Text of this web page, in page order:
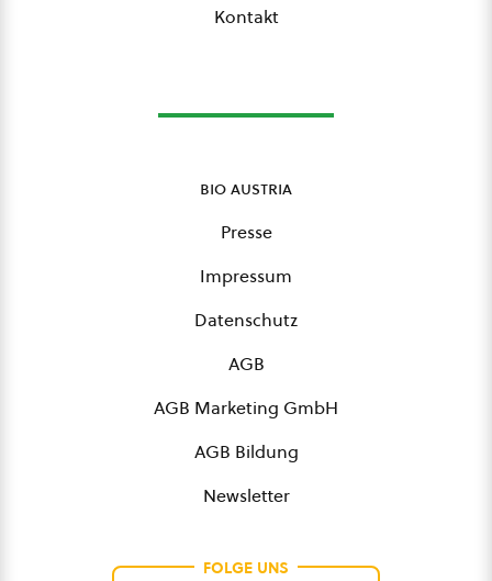
Kontakt
bio austria
Presse
Impressum
Datenschutz
AGB
AGB Marketing GmbH
AGB Bildung
Newsletter
FOLGE UNS